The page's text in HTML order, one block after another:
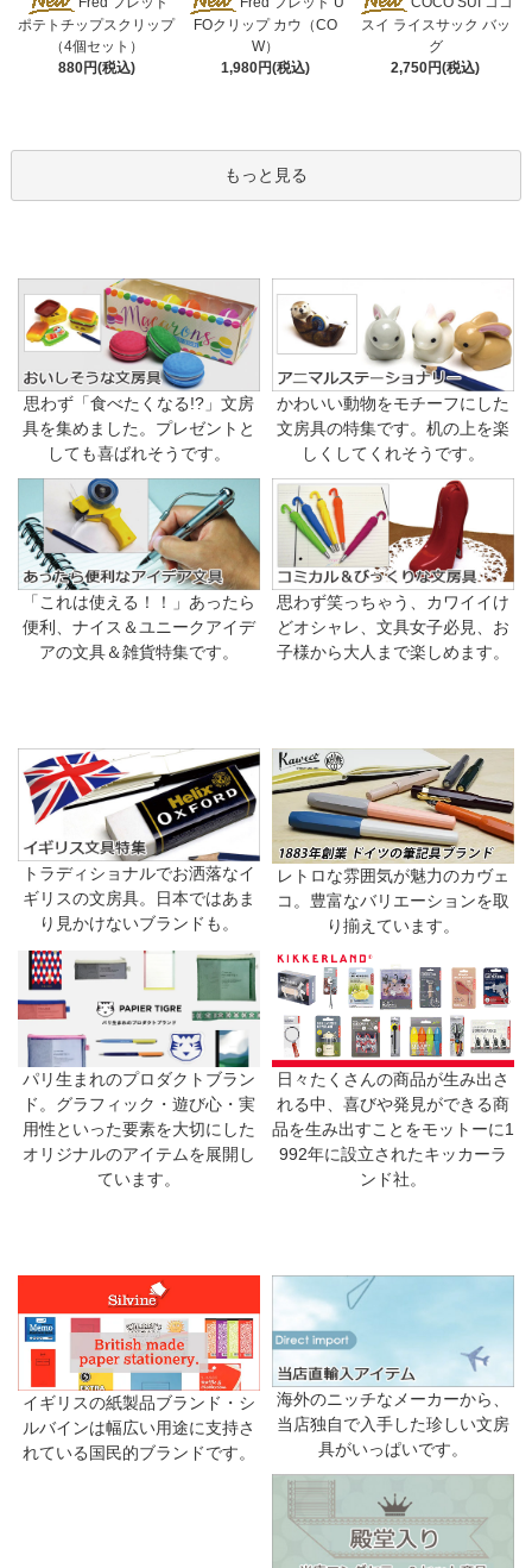
ポテトチップスクリップ
（4個セット）
880円(税込)
FOクリップ カウ（CO
W）
1,980円(税込)
スイ ライスサック バッ
グ
2,750円(税込)
もっと見る
思わず「食べたくなる!?」文房
具を集めました。プレゼントと
しても喜ばれそうです。
かわいい動物をモチーフにした
文房具の特集です。机の上を楽
しくしてくれそうです。
「これは使える！！」あったら
便利、ナイス＆ユニークアイデ
アの文具＆雑貨特集です。
思わず笑っちゃう、カワイイけ
どオシャレ、文具女子必見、お
子様から大人まで楽しめます。
トラディショナルでお洒落なイ
ギリスの文房具。日本ではあま
り見かけないブランドも。
レトロな雰囲気が魅力のカヴェ
コ。豊富なバリエーションを取
り揃えています。
パリ生まれのプロダクトブラン
ド。グラフィック・遊び心・実
用性といった要素を大切にした
オリジナルのアイテムを展開し
ています。
日々たくさんの商品が生み出さ
れる中、喜びや発見ができる商
品を生み出すことをモットーに1
992年に設立されたキッカーラ
ンド社。
イギリスの紙製品ブランド・シ
ルバインは幅広い用途に支持さ
れている国民的ブランドです。
海外のニッチなメーカーから、
当店独自で入手した珍しい文房
具がいっぱいです。